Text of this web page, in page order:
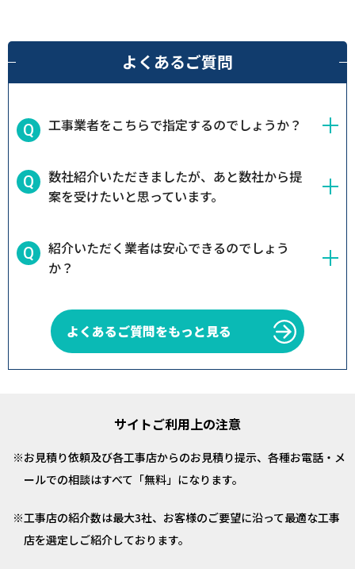
よくあるご質問
工事業者をこちらで指定するのでしょうか？
数社紹介いただきましたが、あと数社から提
案を受けたいと思っています。
紹介いただく業者は安心できるのでしょう
か？
よくあるご質問をもっと見る
サイトご利用上の注意
お見積り依頼及び各工事店からのお見積り提示、各種お電話・メ
ールでの相談はすべて「無料」になります。
工事店の紹介数は最大3社、お客様のご要望に沿って最適な工事
店を選定しご紹介しております。